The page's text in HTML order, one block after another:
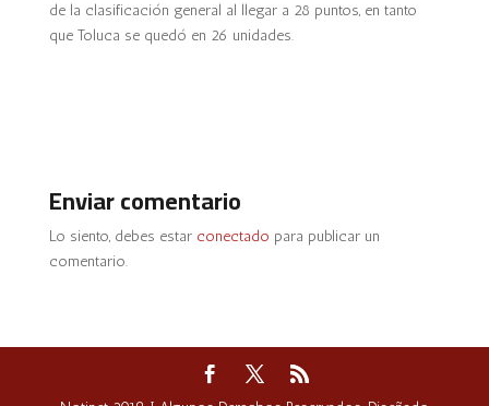
de la clasificación general al llegar a 28 puntos, en tanto
que Toluca se quedó en 26 unidades.
Enviar comentario
Lo siento, debes estar conectado para publicar un
comentario.